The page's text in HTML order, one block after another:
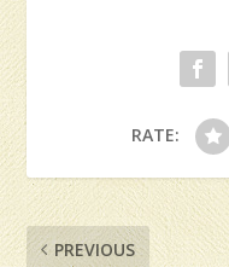
RATE:
PREVIOUS